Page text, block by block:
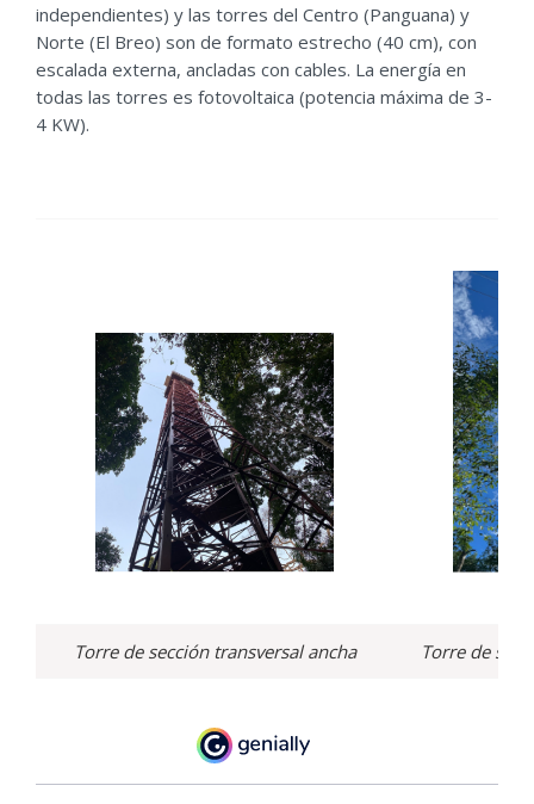
independientes) y las torres del Centro (Panguana) y
Norte (El Breo) son de formato estrecho (40 cm), con
escalada externa, ancladas con cables. La energía en
todas las torres es fotovoltaica (potencia máxima de 3-
4 KW).
Torre de sección transversal ancha Torre de